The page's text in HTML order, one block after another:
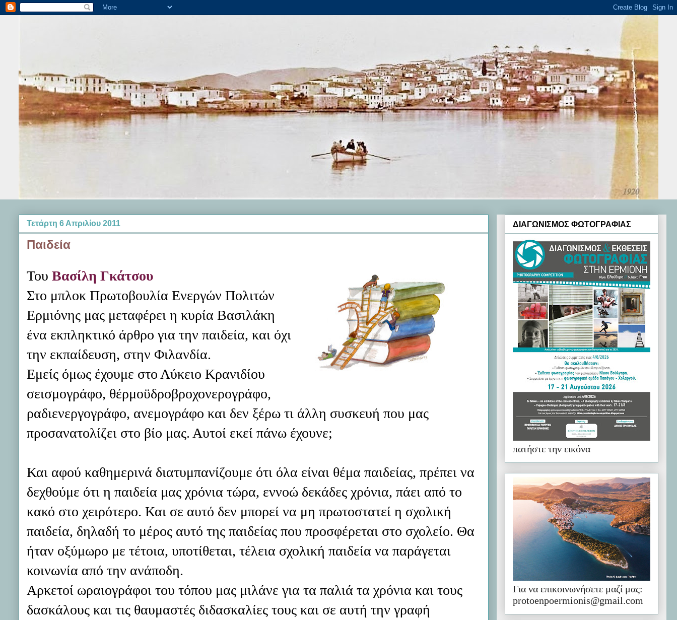
Τετάρτη 6 Απριλίου 2011
Παιδεία
Του Βασίλη Γκάτσου
Στο μπλοκ Πρωτοβουλία Ενεργών Πολιτών
Ερμιόνης μας μεταφέρει η κυρία Βασιλάκη
ένα εκπληκτικό άρθρο για την παιδεία, και όχι
την εκπαίδευση, στην Φιλανδία.
Εμείς όμως έχουμε στο Λύκειο Κρανιδίου
σεισμογράφο, θέρμοϋδροβροχονερογράφο,
ραδιενεργογράφο, ανεμογράφο και δεν ξέρω τι άλλη συσκευή που μας
προσανατολίζει στο βίο μας. Αυτοί εκεί πάνω έχουνε;
Και αφού καθημερινά διατυμπανίζουμε ότι όλα είναι θέμα παιδείας, πρέπει να
δεχθούμε ότι η παιδεία μας χρόνια τώρα, εννοώ δεκάδες χρόνια, πάει από το
κακό στο χειρότερο. Και σε αυτό δεν μπορεί να μη πρωτοστατεί η σχολική
παιδεία, δηλαδή το μέρος αυτό της παιδείας που προσφέρεται στο σχολείο. Θα
ήταν οξύμωρο με τέτοια, υποτίθεται, τέλεια σχολική παιδεία να παράγεται
κοινωνία από την ανάποδη.
Αρκετοί ωραιογράφοι του τόπου μας μιλάνε για τα παλιά τα χρόνια και τους
δασκάλους και τις θαυμαστές διδασκαλίες τους και σε αυτή την γραφή
ΔΙΑΓΩΝΙΣΜΟΣ ΦΩΤΟΓΡΑΦΙΑΣ
πατήστε την εικόνα
Για να επικοινωνήσετε μαζί μας:
protoenpoermionis@gmail.com